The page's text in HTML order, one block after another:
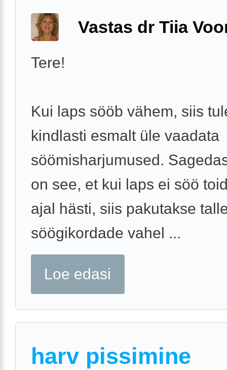
Vastas dr Tiia
Tere!
Kui laps sööb vähem, siis
kindlasti esmalt üle vaadata
söömisharjumused.
on see, et kui laps ei söö
ajal hästi, siis pakutakse
söögikordade vahel ...
Loe edasi
harv pissimine